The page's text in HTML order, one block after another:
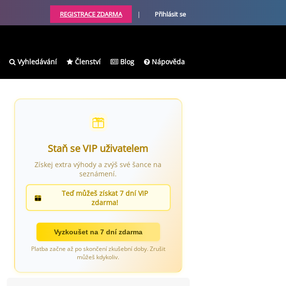
REGISTRACE ZDARMA | Přihlásit se
Vyhledávání Členství Blog Nápověda
Staň se VIP uživatelem
Získej extra výhody a zvýš své šance na
seznámení.
Teď můžeš získat 7 dní VIP
zdarma!
Vyzkoušet na 7 dní zdarma
Platba začne až po skončení zkušební doby. Zrušit
můžeš kdykoliv.